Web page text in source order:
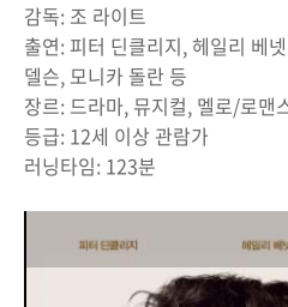
감독: 조 라이트
출연: 피터 딘클리지, 헤일리 베
델슨, 모니카 돌란 등
장르: 드라마, 뮤지컬, 멜로/로맨
등급: 12세 이상 관람가
러닝타임: 123분